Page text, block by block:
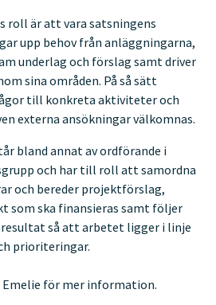
roll är att vara satsningens
upp behov från anläggningarna,
underlag och förslag samt driver
sina områden. På så sätt
till konkreta aktiviteter och
externa ansökningar välkomnas.
bland annat av ordförande i
och har till roll att samordna
och bereder projektförslag,
som ska finansieras samt följer
så att arbetet ligger i linje
prioriteringar.
för mer information.